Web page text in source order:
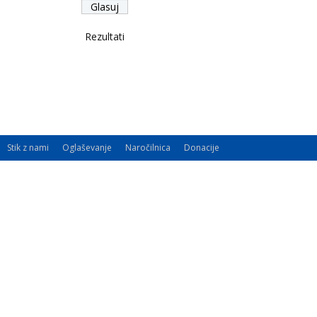
Rezultati
Stik z nami Oglaševanje Naročilnica Donacije